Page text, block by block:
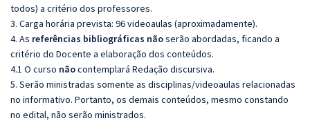
todos) a critério dos professores.
3. Carga horária prevista: 96 videoaulas (aproximadamente).
4. As referências bibliográficas nãoserão abordadas, ficando a
critério do Docente a elaboração dos conteúdos.
4.1 O curso nãocontemplará Redação discursiva.
5. Serão ministradas somente as disciplinas/videoaulas relacionadas
no informativo. Portanto, os demais conteúdos, mesmo constando
no edital, não serão ministrados.